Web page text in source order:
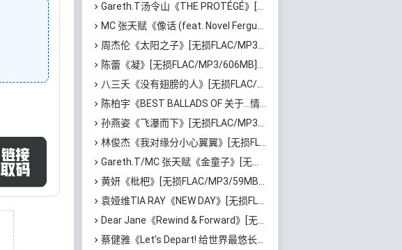
Gareth.T汤令山《THE PROTÉGÉ》[无损FLAC/MP3/588MB]百度云网盘下载
MC 张天赋《像话 (feat. Novel Fergus)》[无损FLAC/MP3/62MB]百度云网盘下载
周杰伦《太阳之子》[无损FLAC/MP3/731MB]百度云网盘下载
陈蕾《凝》[无损FLAC/MP3/606MB]百度云网盘下载
八三夭《没有翅膀的人》[无损FLAC/MP3/571MB]百度云网盘下载
陈柏宇《BEST BALLADS OF 关于…情歌》[无损FLAC/MP3/579MB]百度云网盘下载
孙燕姿《飞瀑而下》[无损FLAC/MP3/71MB]百度云网盘下载
林俊杰《我对缘分小心翼翼》[无损FLAC/MP3/72MB]百度云网盘下载
Gareth.T/MC 张天赋《金童子》[无损FLAC/MP3/48MB]百度云网盘下载
黄妍《枇杷》[无损FLAC/MP3/59MB]百度云网盘下载
袁娅维TIA RAY《NEW DAY》[无损FLAC/MP3/418MB]百度云网盘下载
Dear Jane《Rewind & Forward》[无损FLAC/MP3/487MB]百度云网盘下载
蔡健雅《Let’s Depart! 给世界最悠长的吻 演唱会实录》[无损FLAC/MP3/2.1GB]百度云网盘下载